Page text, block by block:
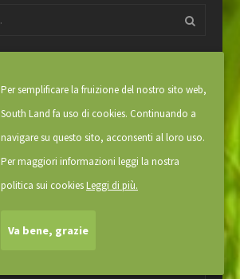
Per semplificare la fruizione del nostro sito web,
South Land fa uso di cookies. Continuando a
navigare su questo sito, acconsenti al loro uso.
Per maggiori informazioni leggi la nostra
politica sui cookiesLeggi di più.
Va bene, grazie